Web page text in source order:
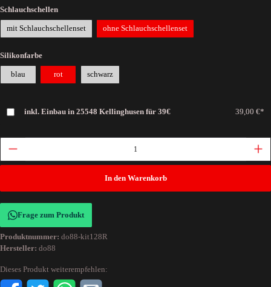
Schlauchschellen
mit Schlauchschellenset ohne Schlauchschellenset
Silikonfarbe
blau rot schwarz
inkl. Einbau in 25548 Kellinghusen für 39€ 39,00 €*
In den Warenkorb
Frage zum Produkt
Produktnummer: do88-kit128R
Hersteller: do88
Dieses Produkt weiterempfehlen: